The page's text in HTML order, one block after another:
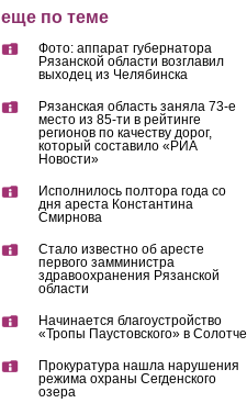
еще по теме
Фото: аппарат губернатора
Рязанской области возглавил
выходец из Челябинска
Рязанская область заняла 73-е
место из 85-ти в рейтинге
регионов по качеству дорог,
который составило «РИА
Новости»
Исполнилось полтора года со
дня ареста Константина
Смирнова
Стало известно об аресте
первого замминистра
здравоохранения Рязанской
области
Начинается благоустройство
«Тропы Паустовского» в Солотче
Прокуратура нашла нарушения
режима охраны Сегденского
озера